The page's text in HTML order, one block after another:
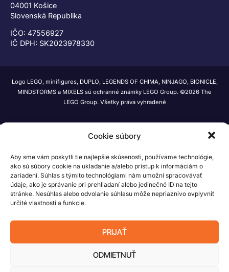
Cookie súbory
Aby sme vám poskytli tie najlepšie skúsenosti, používame technológie,
ako sú súbory cookie na ukladanie a/alebo prístup k informáciám o
zariadení. Súhlas s týmito technológiami nám umožní spracovávať
údaje, ako je správanie pri prehliadaní alebo jedinečné ID na tejto
stránke. Nesúhlas alebo odvolanie súhlasu môže nepriaznivo ovplyvniť
určité vlastnosti a funkcie.
PRIJAŤ
ODMIETNUŤ
04001 Košice
Slovenská Republika
IČO: 47556927
IČ DPH: SK2023978330
Logo LEGO, minifigures, DUPLO, LEGENDS OF CHIMA, NINJAGO, BIONICLE,
MINDSTORMS a MIXELS sú ochranné známky LEGO Group. ©2026 The
LEGO Group. Všetky práva vyhradené